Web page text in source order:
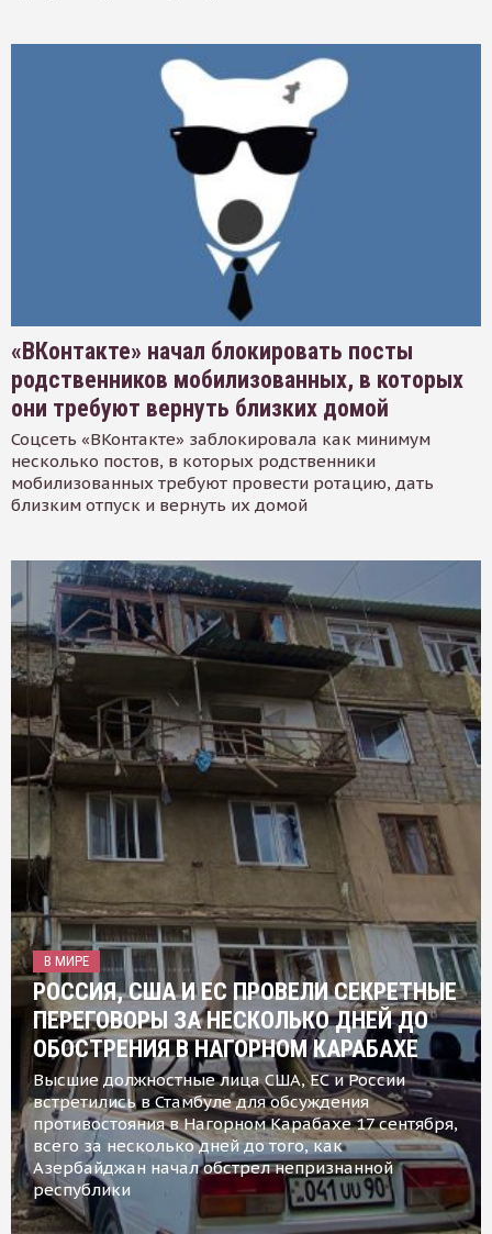
«ВКонтакте» начал блокировать посты
родственников мобилизованных, в которых
они требуют вернуть близких домой
Соцсеть «ВКонтакте» заблокировала как минимум
несколько постов, в которых родственники
мобилизованных требуют провести ротацию, дать
близким отпуск и вернуть их домой
В МИРЕ
РОССИЯ, США И ЕС ПРОВЕЛИ СЕКРЕТНЫЕ
ПЕРЕГОВОРЫ ЗА НЕСКОЛЬКО ДНЕЙ ДО
ОБОСТРЕНИЯ В НАГОРНОМ КАРАБАХЕ
Высшие должностные лица США, ЕС и России
встретились в Стамбуле для обсуждения
противостояния в Нагорном Карабахе 17 сентября,
всего за несколько дней до того, как
Азербайджан начал обстрел непризнанной
республики